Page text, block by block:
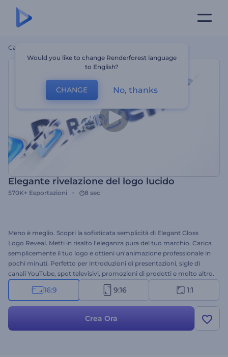
Casa
Elegante rivelazione del logo lucido
570K+ Esportazioni 8 sec
Meno è meglio. Scopri la sofisticata semplicità di Elegant Gloss
Logo Reveal. Metti in risalto l'eleganza pura del tuo marchio. Carica
semplicemente il tuo logo e ottieni un'animazione professionale in
pochi minuti. Perfetto per introduzioni di presentazioni, sigle di
canali YouTube, spot televisivi, promozioni di prodotti e molto altro.
Provalo subito gratuitamente e ammira il tuo logo sotto una nuova
16:9 9:16 1:1
Crea Ora
Would you like to change Renderforest language
to English?
CHANGE No, thanks